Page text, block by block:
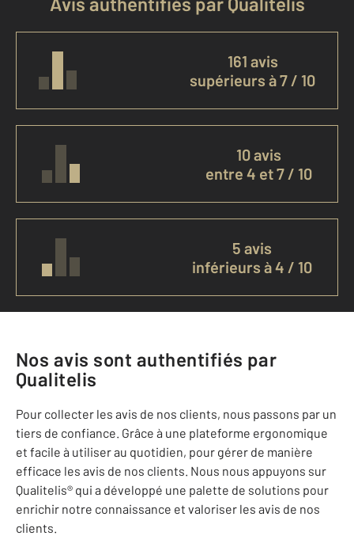
161 avis
supérieurs à 7 / 10
10 avis
entre 4 et 7 / 10
5 avis
inférieurs à 4 / 10
Nos avis sont authentifiés par
Qualitelis
Pour collecter les avis de nos clients, nous passons par un
tiers de confiance. Grâce à une plateforme ergonomique
et facile à utiliser au quotidien, pour gérer de manière
efficace les avis de nos clients. Nous nous appuyons sur
Qualitelis® qui a développé une palette de solutions pour
enrichir notre connaissance et valoriser les avis de nos
clients.